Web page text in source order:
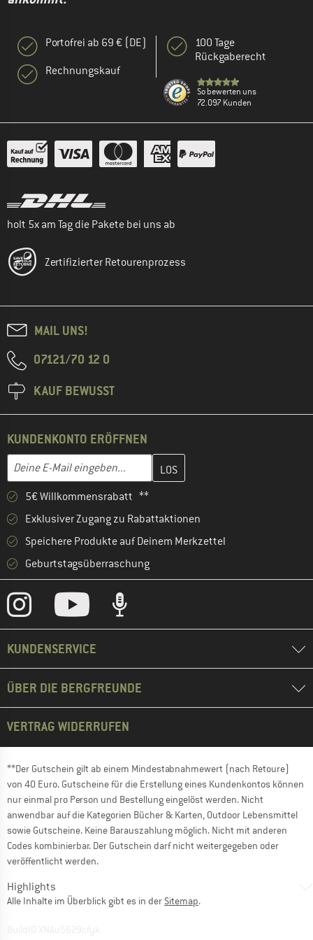
Portofrei ab 69 € (DE)
Rechnungskauf
100 Tage
Rückgaberecht
So bewerten uns
72.097 Kunden
holt 5x am Tag die Pakete bei uns ab
Zertifizierter Retourenprozess
MAIL UNS!
07121/70 12 0
KAUF BEWUSST
KUNDENKONTO ERÖFFNEN
E-Mail-Adresse
Gib hier deine E-Mail-Adresse ein und erstelle im nächsten
5€ Willkommensrabatt **
Exklusiver Zugang zu Rabattaktionen
Speichere Produkte auf Deinem Merkzettel
Geburtstagsüberraschung
KUNDENSERVICE
ÜBER DIE BERGFREUNDE
VERTRAG WIDERRUFEN
**Der Gutschein gilt ab einem Mindestabnahmewert (nach Retoure)
von 40 Euro. Gutscheine für die Erstellung eines Kundenkontos können
nur einmal pro Person und Bestellung eingelöst werden. Nicht
anwendbar auf die Kategorien Bücher & Karten, Outdoor Lebensmittel
sowie Gutscheine. Keine Barauszahlung möglich. Nicht mit anderen
Codes kombinierbar. Der Gutschein darf nicht weitergegeben oder
veröffentlicht werden.
Highlights
Alle Inhalte im Überblick gibt es in der Sitemap.